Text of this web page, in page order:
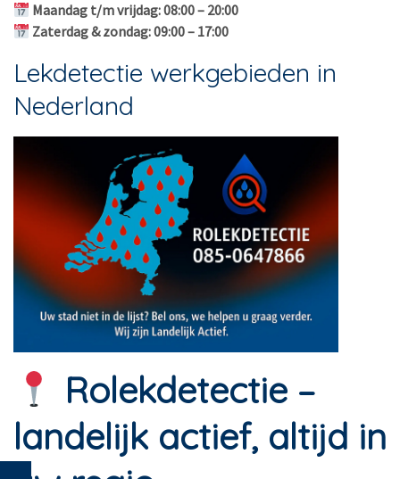
Maandag t/m vrijdag: 08:00 – 20:00
Zaterdag & zondag: 09:00 – 17:00
Lekdetectie werkgebieden in
Nederland
Rolekdetectie –
landelijk actief, altijd in